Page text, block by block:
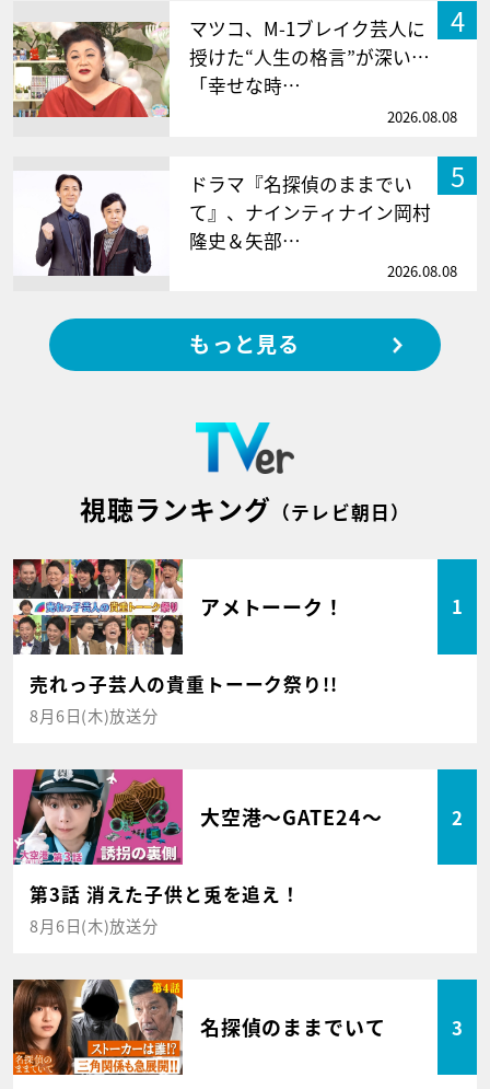
4
マツコ、M-1ブレイク芸人に
授けた“人生の格言”が深い…
「幸せな時…
2026.08.08
5
ドラマ『名探偵のままでい
て』、ナインティナイン岡村
隆史＆矢部…
2026.08.08
もっと見る
視聴ランキング （テレビ朝日）
アメトーーク！ 1
売れっ子芸人の貴重トーーク祭り!!
8月6日(木)放送分
大空港～GATE24～ 2
第3話 消えた子供と兎を追え！
8月6日(木)放送分
名探偵のままでいて 3